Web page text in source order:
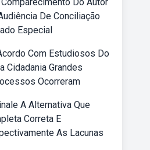
De Conciliação
Especial
Com Estudiosos Do
Cidadania Grandes
Ocorreram
A Alternativa Que
Correta E
As Lacunas